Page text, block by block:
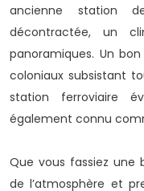
ancienne station
décontractée, un
panoramiques. Un
coloniaux subsistant
station ferroviaire
également connu
Que vous fassiez une
de l’atmosphère et